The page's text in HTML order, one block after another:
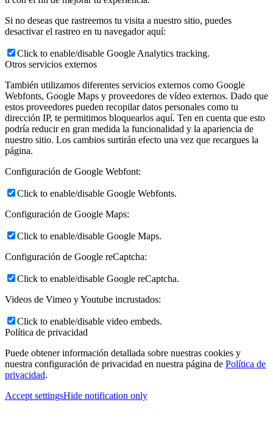
Si no deseas que rastreemos tu visita a nuestro sitio, puedes
desactivar el rastreo en tu navegador aquí:
Click to enable/disable Google Analytics tracking.
Otros servicios externos
También utilizamos diferentes servicios externos como Google
Webfonts, Google Maps y proveedores de vídeo externos. Dado que
estos proveedores pueden recopilar datos personales como tu
dirección IP, te permitimos bloquearlos aquí. Ten en cuenta que esto
podría reducir en gran medida la funcionalidad y la apariencia de
nuestro sitio. Los cambios surtirán efecto una vez que recargues la
página.
Configuración de Google Webfont:
Click to enable/disable Google Webfonts.
Configuración de Google Maps:
Click to enable/disable Google Maps.
Configuración de Google reCaptcha:
Click to enable/disable Google reCaptcha.
Videos de Vimeo y Youtube incrustados:
Click to enable/disable video embeds.
Política de privacidad
Puede obtener información detallada sobre nuestras cookies y
nuestra configuración de privacidad en nuestra página de Política de
privacidad.
Accept settingsHide notification only